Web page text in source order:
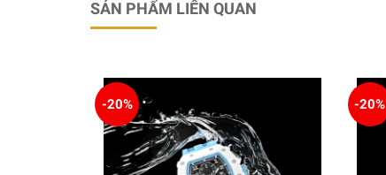
SẢN PHẨM LIÊN QUAN
-20% -20%